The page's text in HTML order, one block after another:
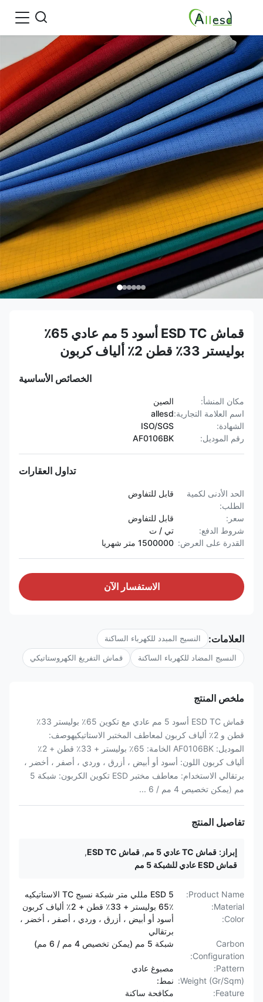
قماش ESD TC أسود 5 مم عادي 65٪
بوليستر 33٪ قطن 2٪ ألياف كربون
الخصائص الأساسية
مكان المنشأ:
الصين
اسم العلامة التجارية:allesd
الشهادة:
ISO/SGS
رقم الموديل:
AF0106BK
تداول العقارات
الحد الأدنى لكمية
الطلب:
قابل للتفاوض
سعر:
قابل للتفاوض
شروط الدفع:
تي / ت
القدرة على العرض: 1500000 متر شهريا
الاستفسار الآن
العلامات: النسيج المبدد للكهرباء الساكنة
النسيج المضاد للكهرباء الساكنة قماش التفريغ الكهروستاتيكي
ملخص المنتج
قماش ESD TC أسود 5 مم عادي مع تكوين 65٪ بوليستر 33٪
قطن و 2٪ ألياف كربون لمعاطف المختبر الاستاتيكيهوصف:
الموديل: AF0106BK الخامة: 65٪ بوليستر + 33٪ قطن + 2٪
ألياف كربون اللون: أسود أو أبيض ، أزرق ، وردي ، أصفر ، أخضر ،
برتقالي الاستخدام: معاطف مختبر ESD تكوين الكربون: شبكة 5
مم (يمكن تخصيص 4 مم / 6 ...
تفاصيل المنتج
إبراز: قماش TC عادي 5 مم , قماش ESD TC
,
قماش ESD عادي للشبكة 5 مم
Product Name:
ESD 5 مللي متر شبكة نسيج TC الاستاتيكيه
Material:
65٪ بوليستر + 33٪ قطن + 2٪ ألياف كربون
Color:
أسود أو أبيض ، أزرق ، وردي ، أصفر ، أخضر ،
برتقالي
Carbon
Configuration:
شبكة 5 مم (يمكن تخصيص 4 مم / 6 مم)
Pattern:
مصبوغ عادي
Weight (Gr/Sqm):
نمط:
Feature:
مكافحة ساكنة